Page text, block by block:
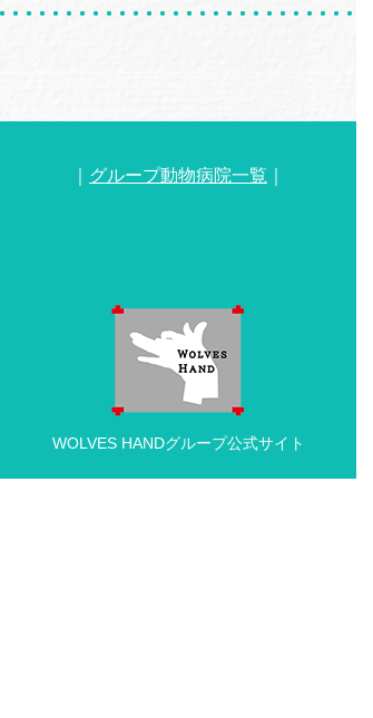
グループ動物病院一覧
WOLVES HANDグループ公式サイト